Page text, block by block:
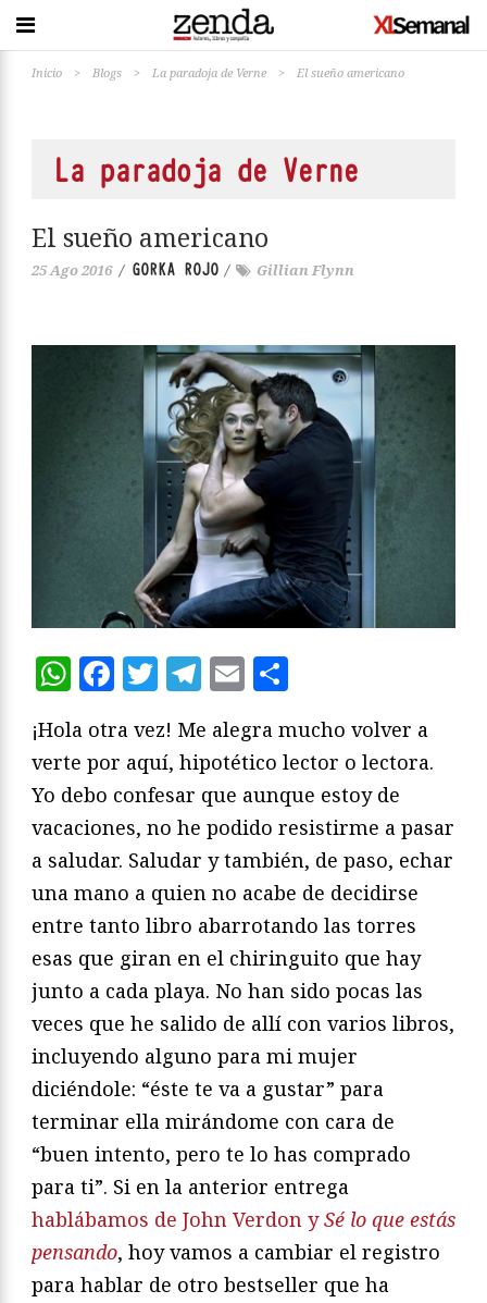
Inicio > Blogs > La paradoja de Verne > El sueño americano
La paradoja de Verne
El sueño americano
25 Ago 2016 / GORKA ROJO / Gillian Flynn
WhatsApp
Facebook
Twitter
Telegram
Email
¡Hola otra vez! Me alegra mucho volver a
verte por aquí, hipotético lector o lectora.
Yo debo confesar que aunque estoy de
vacaciones, no he podido resistirme a pasar
a saludar. Saludar y también, de paso, echar
una mano a quien no acabe de decidirse
entre tanto libro abarrotando las torres
esas que giran en el chiringuito que hay
junto a cada playa. No han sido pocas las
veces que he salido de allí con varios libros,
incluyendo alguno para mi mujer
diciéndole: “éste te va a gustar” para
terminar ella mirándome con cara de
“buen intento, pero te lo has comprado
para ti”. Si en la anterior entrega
hablábamos de John Verdon ySé lo que estás
pensando, hoy vamos a cambiar el registro
para hablar de otro bestseller que ha